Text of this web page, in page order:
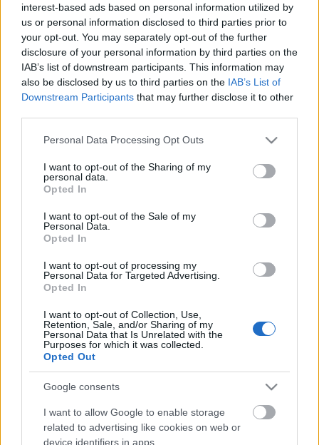
interest-based ads based on personal information utilized by
us or personal information disclosed to third parties prior to
your opt-out. You may separately opt-out of the further
disclosure of your personal information by third parties on the
IAB’s list of downstream participants. This information may
also be disclosed by us to third parties on the IAB’s List of
Downstream Participants that may further disclose it to other
Please note that this website/app uses one or more Google
not limited to your visit or usage behaviour. You may click to
grant or deny consent to Google and its third-party tags to
use your data for below specified purposes in below Google
consent section.
Personal Data Processing Opt Outs
I want to opt-out of the Sharing of my
personal data.
Opted In
I want to opt-out of the Sale of my
Personal Data.
Opted In
I want to opt-out of processing my
Personal Data for Targeted Advertising.
Opted In
I want to opt-out of Collection, Use,
Retention, Sale, and/or Sharing of my
Personal Data that Is Unrelated with the
Purposes for which it was collected.
Opted Out
Google consents
I want to allow Google to enable storage
related to advertising like cookies on web or
device identifiers in apps.
És ha ez nem volna eléggé földrengető, akkor
rásegítünk: a brixtoni dalnok ugyanis 66.
születésnapját (ami pontosan ma van!) azzal
ünnepelte meg, hogy máris kihozott a közelgő
lemezről egy dalt, Where Are We Now?címmel, és
videó is van hozzá. A feltett kérdésre a válasz az
elhangzó sorok szerint Berlin– nem mellesleg Bowie-
korszaka, ami a német fővároshoz kötődik, itt Brian
val dolgozott ésIggy Poppal lakott
–, ha pedig a
klipet nézzük, akkor egy üvegekkel, képkeretekkel,
torzókkal, lámpákkal övezett műteremben vagyunk.
De mielőtt túlfejtenénk, nézzük inkább meg: